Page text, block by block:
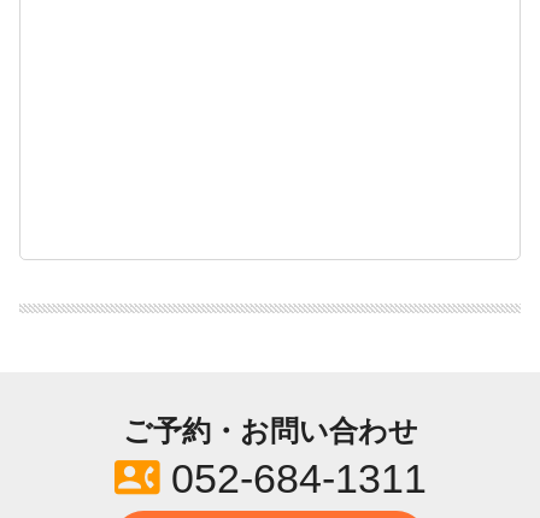
ご予約・お問い合わせ
contact_phone052-684-1311